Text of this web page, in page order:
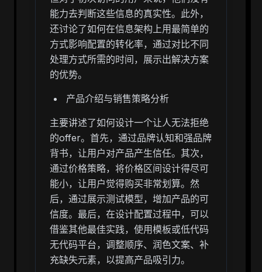
能力去判断这些信息的真实性。此外，
还讨论了如何在信息架构上用最简单的
方式影响配置的转化率，通过对比不同
处理方式所需的时间，展示出解决方案
的优势。
产品介绍与销售策略分析
主要讲述了如何设计一个让人无法拒绝
的offer。首先，通过品牌认知和强品牌
背书，让用户对产品产生信任。其次，
通过价格策略，将价格区间设计得尽可
能小，让用户觉得购买非常划算。然
后，通过展示测试模型，增加产品的可
信度。最后，在设计配置过程中，可以
借鉴其他最佳实践，使用模板或低代码
无代码平台，调整顺序、润色文案、补
充缺失元素，以提高产品吸引力。